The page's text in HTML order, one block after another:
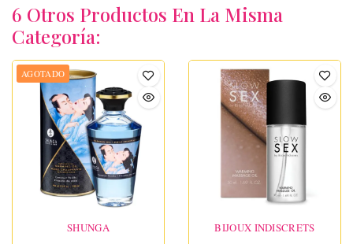
6 Otros Productos En La Misma
Categoría:
AGOTADO
SHUNGA BIJOUX INDISCRETS